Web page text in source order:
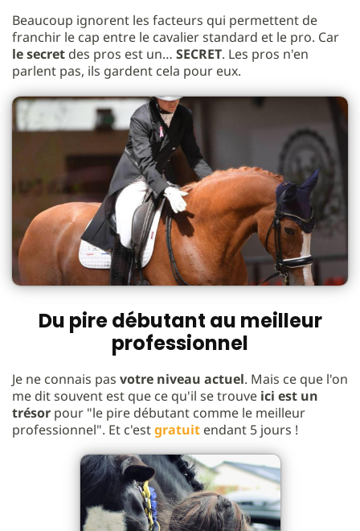
Beaucoup ignorent les facteurs qui permettent de
franchir le cap entre le cavalier standard et le pro. Car
le secret des pros est un… SECRET. Les pros n'en
parlent pas, ils gardent cela pour eux.
Du pire débutant au meilleur
professionnel
Je ne connais pas votre niveau actuel. Mais ce que l'on
me dit souvent est que ce qu'il se trouve ici est un
trésor pour "le pire débutant comme le meilleur
professionnel". Et c'estgratuit endant 5 jours !